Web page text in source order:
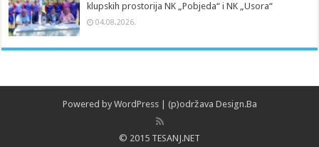
klupskih prostorija NK „Pobjeda“ i NK „Usora“
04.08.2026.
Powered by WordPress| (p)održava Design.Ba
© 2015 TESANJ.NET